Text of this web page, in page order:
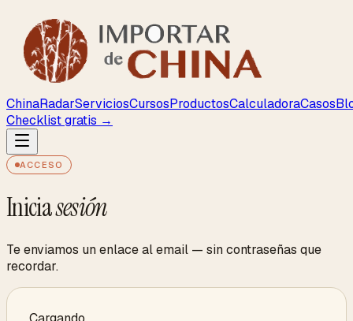
ChinaRadarServiciosCursosProductosCalculadoraCasos
Checklist gratis →
ACCESO
Iniciasesión
Te enviamos un enlace al email — sin contraseñas que
recordar.